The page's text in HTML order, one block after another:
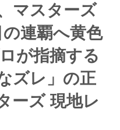
マスターズ
の連覇へ黄色
が指摘する
ズレ」の正
ーズ 現地レ